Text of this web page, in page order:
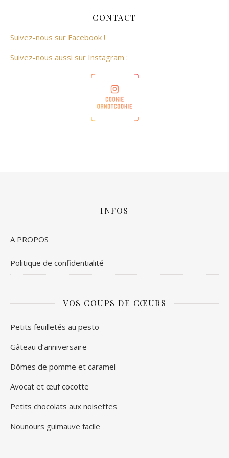
CONTACT
Suivez-nous sur Facebook !
Suivez-nous aussi sur Instagram :
INFOS
A PROPOS
Politique de confidentialité
VOS COUPS DE CŒURS
Petits feuilletés au pesto
Gâteau d’anniversaire
Dômes de pomme et caramel
Avocat et œuf cocotte
Petits chocolats aux noisettes
Nounours guimauve facile